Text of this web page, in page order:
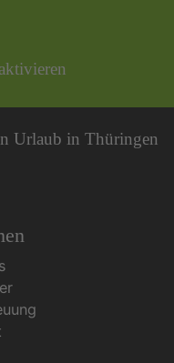
Urlaub in Thüringen